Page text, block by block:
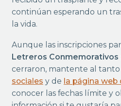
continúan esperando un
la vida.
Aunque las inscripciones
Letreros Conmemorativos
cerraron, mantente al tanto
sociales y de la página web
conocer las fechas límite y